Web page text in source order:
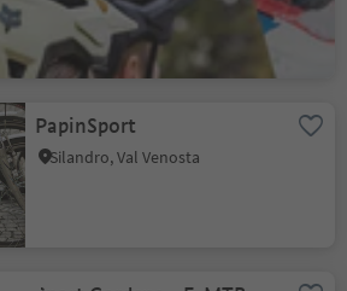
Nova Levante, Regione dolomitica Val d'Ega
PapinSport
Silandro, Val Venosta